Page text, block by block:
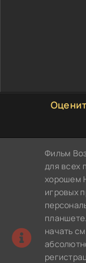
1 2
Фильм
для всех
хорошем
игровых
начать